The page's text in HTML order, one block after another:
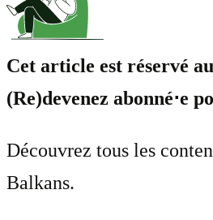
Cet article est réservé
(Re)devenez abonné⋅e
Découvrez tous les
Balkans.